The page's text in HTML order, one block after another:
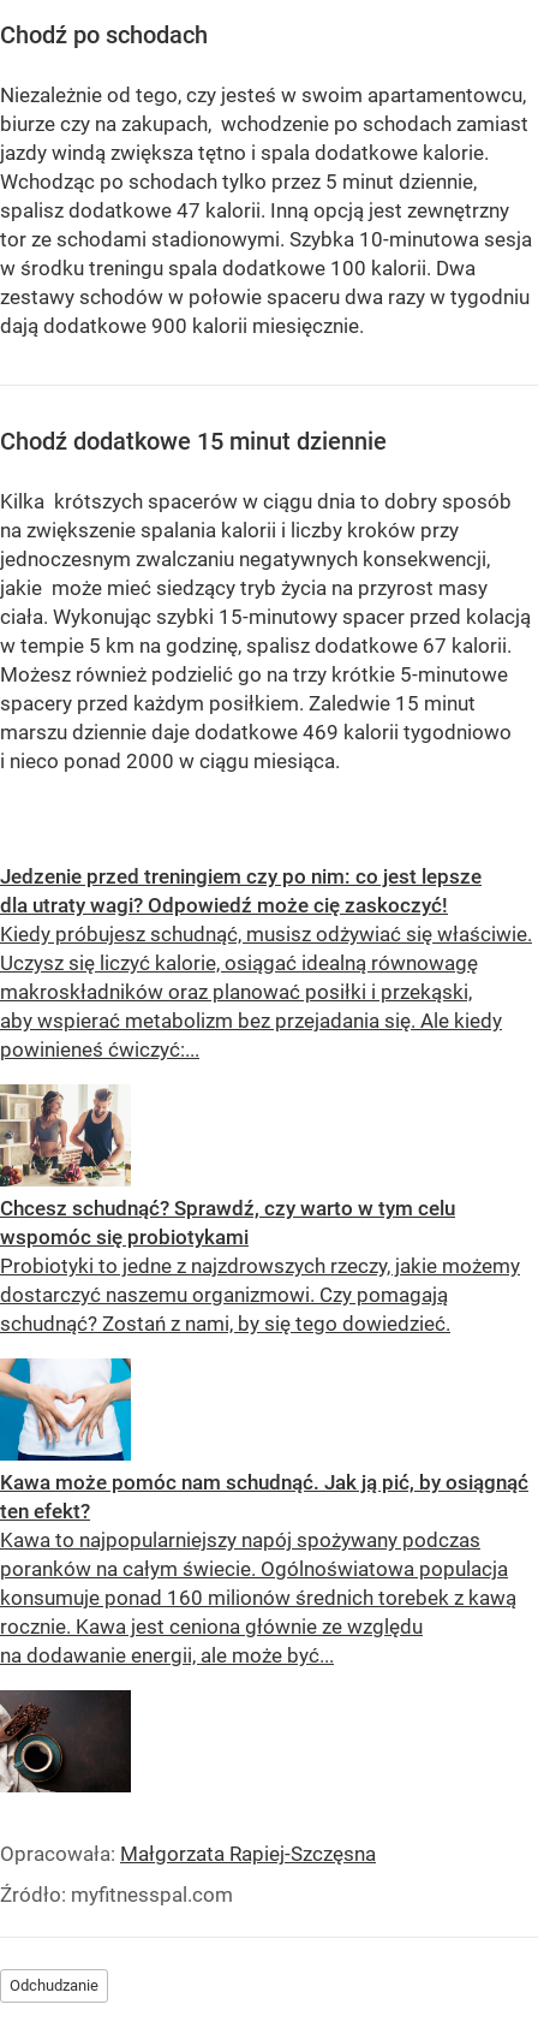
Chodź po schodach
Niezależnie od tego, czy jesteś w swoim apartamentowcu,
biurze czy na zakupach, wchodzenie po schodach zamiast
jazdy windą zwiększa tętno i spala dodatkowe kalorie.
Wchodząc po schodach tylko przez 5 minut dziennie,
spalisz dodatkowe 47 kalorii. Inną opcją jest zewnętrzny
tor ze schodami stadionowymi. Szybka 10-minutowa sesja
w środku treningu spala dodatkowe 100 kalorii. Dwa
zestawy schodów w połowie spaceru dwa razy w tygodniu
dają dodatkowe 900 kalorii miesięcznie.
Chodź dodatkowe 15 minut dziennie
Kilka krótszych spacerów w ciągu dnia to dobry sposób
na zwiększenie spalania kalorii i liczby kroków przy
jednoczesnym zwalczaniu negatywnych konsekwencji,
jakie może mieć siedzący tryb życia na przyrost masy
ciała. Wykonując szybki 15-minutowy spacer przed kolacją
w tempie 5 km na godzinę, spalisz dodatkowe 67 kalorii.
Możesz również podzielić go na trzy krótkie 5-minutowe
spacery przed każdym posiłkiem. Zaledwie 15 minut
marszu dziennie daje dodatkowe 469 kalorii tygodniowo
i nieco ponad 2000 w ciągu miesiąca.
Jedzenie przed treningiem czy po nim: co jest lepsze
dla utraty wagi? Odpowiedź może cię zaskoczyć!
Kiedy próbujesz schudnąć, musisz odżywiać się właściwie.
Uczysz się liczyć kalorie, osiągać idealną równowagę
makroskładników oraz planować posiłki i przekąski,
aby wspierać metabolizm bez przejadania się. Ale kiedy
powinieneś ćwiczyć:...
Chcesz schudnąć? Sprawdź, czy warto w tym celu
wspomóc się probiotykami
Probiotyki to jedne z najzdrowszych rzeczy, jakie możemy
dostarczyć naszemu organizmowi. Czy pomagają
schudnąć? Zostań z nami, by się tego dowiedzieć.
Kawa może pomóc nam schudnąć. Jak ją pić, by osiągnąć
ten efekt?
Kawa to najpopularniejszy napój spożywany podczas
poranków na całym świecie. Ogólnoświatowa populacja
konsumuje ponad 160 milionów średnich torebek z kawą
rocznie. Kawa jest ceniona głównie ze względu
na dodawanie energii, ale może być...
Opracowała: Małgorzata Rapiej-Szczęsna
Źródło: myfitnesspal.com
Odchudzanie